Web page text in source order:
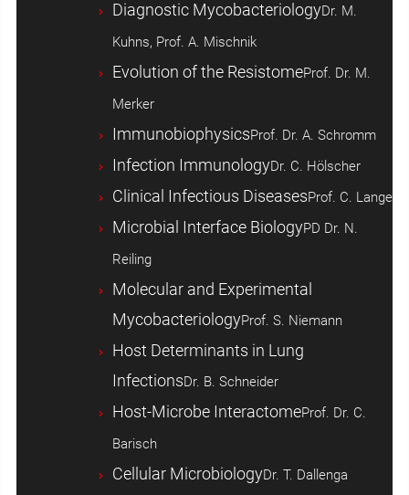
Diagnostic MycobacteriologyDr. M.
Kuhns, Prof. A. Mischnik
Evolution of the ResistomeProf. Dr. M.
Merker
ImmunobiophysicsProf. Dr. A. Schromm
Infection ImmunologyDr. C. Hölscher
Clinical Infectious DiseasesProf. C. Lange
Microbial Interface BiologyPD Dr. N.
Reiling
Molecular and Experimental
MycobacteriologyProf. S. Niemann
Host ­Determinants in Lung
InfectionsDr. B. Schneider
Host-Microbe InteractomeProf. Dr. C.
Barisch
Cellular MicrobiologyDr. T. Dallenga